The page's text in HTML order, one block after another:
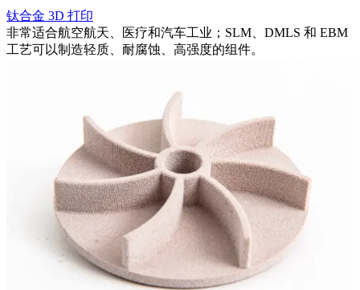
钛合金 3D 打印
非常适合航空航天、医疗和汽车工业；SLM、DMLS 和 EBM
工艺可以制造轻质、耐腐蚀、高强度的组件。